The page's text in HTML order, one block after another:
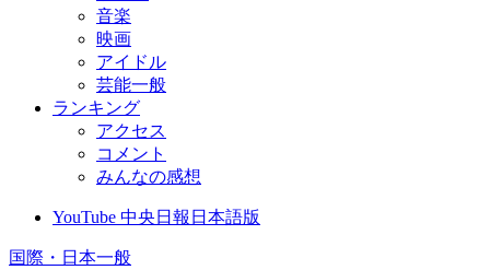
音楽
映画
アイドル
芸能一般
ランキング
アクセス
コメント
みんなの感想
YouTube 中央日報日本語版
国際・日本一般